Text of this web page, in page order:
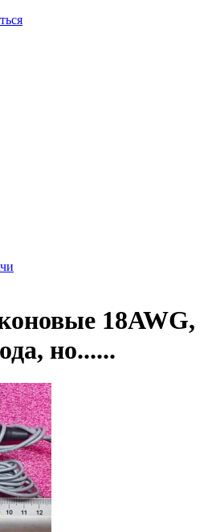
18AWG,
но......